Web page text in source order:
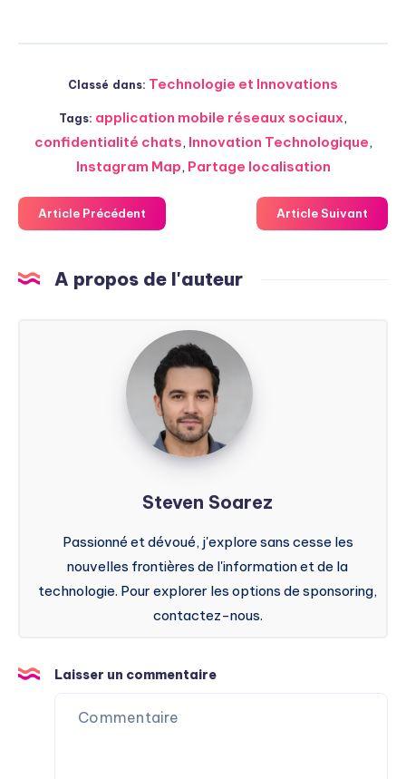
Classé dans: Technologie et Innovations
Tags: application mobile réseaux sociaux,
confidentialité chats, Innovation Technologique,
Instagram Map, Partage localisation
Article Précédent Article Suivant
A propos de l'auteur
Steven
Soarez
Steven Soarez
Passionné et dévoué, j'explore sans cesse les
nouvelles frontières de l'information et de la
technologie. Pour explorer les options de sponsoring,
contactez-nous.
Laisser un commentaire